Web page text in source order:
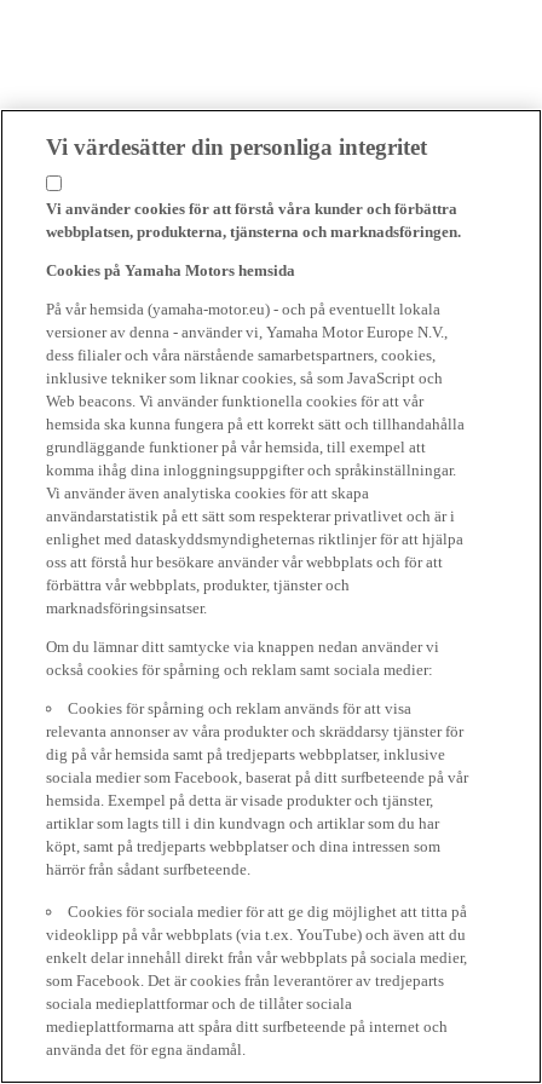
Vi värdesätter din personliga integritet
Vi använder cookies för att förstå våra kunder och förbättra
webbplatsen, produkterna, tjänsterna och marknadsföringen.
Cookies på Yamaha Motors hemsida
På vår hemsida (yamaha-motor.eu) - och på eventuellt lokala
versioner av denna - använder vi, Yamaha Motor Europe N.V.,
dess filialer och våra närstående samarbetspartners, cookies,
inklusive tekniker som liknar cookies, så som JavaScript och
Web beacons. Vi använder funktionella cookies för att vår
hemsida ska kunna fungera på ett korrekt sätt och tillhandahålla
grundläggande funktioner på vår hemsida, till exempel att
komma ihåg dina inloggningsuppgifter och språkinställningar.
Vi använder även analytiska cookies för att skapa
användarstatistik på ett sätt som respekterar privatlivet och är i
enlighet med dataskyddsmyndigheternas riktlinjer för att hjälpa
oss att förstå hur besökare använder vår webbplats och för att
förbättra vår webbplats, produkter, tjänster och
marknadsföringsinsatser.
Om du lämnar ditt samtycke via knappen nedan använder vi
också cookies för spårning och reklam samt sociala medier:
Cookies för spårning och reklam används för att visa
relevanta annonser av våra produkter och skräddarsy tjänster för
dig på vår hemsida samt på tredjeparts webbplatser, inklusive
sociala medier som Facebook, baserat på ditt surfbeteende på vår
hemsida. Exempel på detta är visade produkter och tjänster,
artiklar som lagts till i din kundvagn och artiklar som du har
köpt, samt på tredjeparts webbplatser och dina intressen som
härrör från sådant surfbeteende.
Cookies för sociala medier för att ge dig möjlighet att titta på
videoklipp på vår webbplats (via t.ex. YouTube) och även att du
enkelt delar innehåll direkt från vår webbplats på sociala medier,
som Facebook. Det är cookies från leverantörer av tredjeparts
sociala medieplattformar och de tillåter sociala
medieplattformarna att spåra ditt surfbeteende på internet och
använda det för egna ändamål.